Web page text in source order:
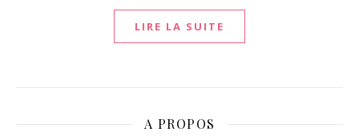
LIRE LA SUITE
A PROPOS